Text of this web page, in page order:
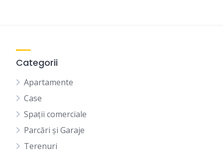
Categorii
Apartamente
Case
Spații comerciale
Parcări și Garaje
Terenuri